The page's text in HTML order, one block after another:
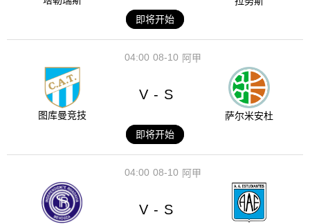
即将开始
08-10
04:00 阿甲
图库曼竞技
V - S
萨尔米安杜
即将开始
08-10
04:00 阿甲
V - S